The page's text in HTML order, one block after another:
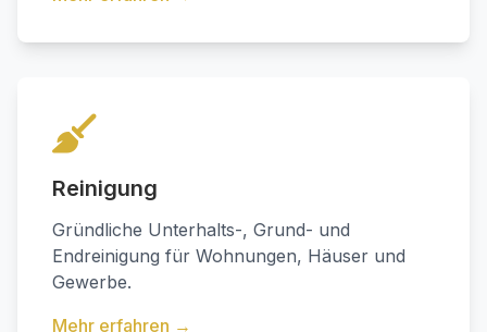
Reinigung
Gründliche Unterhalts-, Grund- und
Endreinigung für Wohnungen, Häuser und
Gewerbe.
Mehr erfahren →